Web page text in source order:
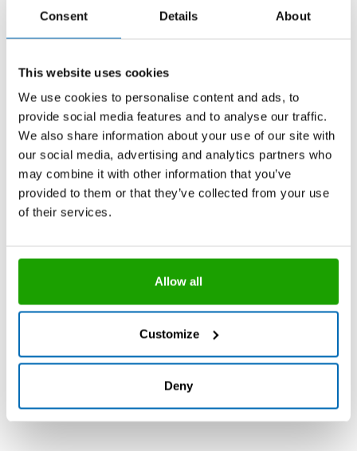
Consent Details About
This website uses cookies
We use cookies to personalise content and ads, to
provide social media features and to analyse our traffic.
We also share information about your use of our site with
our social media, advertising and analytics partners who
may combine it with other information that you’ve
provided to them or that they’ve collected from your use
of their services.
Allow all
Customize
Deny